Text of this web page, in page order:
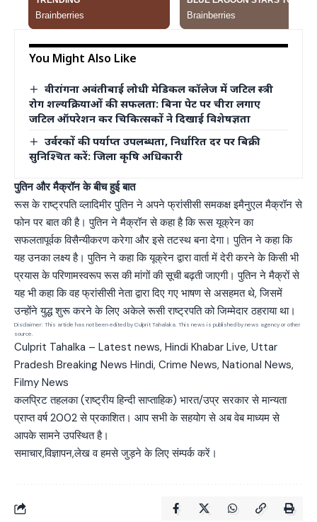
You Might Also Like
वीरांगना अवंतीबाई लोधी मेडिकल कॉलेज में जटिल स्त्री
रोग शल्यक्रियाओं की सफलता: बिना पेट पर चीरा लगाए
जटिल ऑपरेशन कर चिकित्सकों ने दिखाई विशेषज्ञता
उर्वरकों की पर्याप्त उपलब्धता, निर्धारित दर पर बिक्री
सुनिश्चित करें: जिला कृषि अधिकारी
पुतिन और मैक्रॉन के बीच हुई बात
रूस के राष्ट्रपति व्लादिमीर पुतिन ने अपने फ्रांसीसी समकक्ष इमैनुएल मैक्रॉन से
फोन पर बात की है। पुतिन ने मैक्रॉन से कहा है कि रूस यूक्रेन का
सफलतापूर्वक विसैन्यीकरण करेगा और इसे तटस्थ बना देगा। पुतिन ने कहा कि
यह उनका लक्ष्य है। पुतिन ने कहा कि यूक्रेन द्वारा वार्ता में देरी करने के किसी भी
प्रयास के परिणामस्वरूप रूस की मांगों की सूची बढ़ती जाएगी। पुतिन ने मैक्रों से
यह भी कहा कि वह फ्रांसीसी नेता द्वारा दिए गए भाषण से असहमत थे, जिसमें
उन्होंने युद्ध शुरू करने के लिए अकेले रूसी राष्ट्रपति को जिम्मेदार ठहराया था।
Disclaimer: This article has not been edited by Culprit Tahalaka. This news is published by news agency or other
source.
Culprit Tahalka – Latest news, Hindi Khabar Live, Uttar
Pradesh Breaking News Hindi, Crime News, National News,
Filmy News
कलप्रिट तहलका (राष्ट्रीय हिन्दी साप्ताहिक) भारत/उप्र सरकार से मान्यता
प्राप्त वर्ष 2002 से प्रकाशित। आप सभी के सहयोग से अब वेब माध्यम से
आपके सामने उपस्थित है।
समाचार,विज्ञापन,लेख व हमसे जुड़ने के लिए संम्पर्क करें।